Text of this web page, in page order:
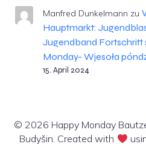
Manfred Dunkelmann zu
Hauptmarkt:
Jugendband Fortschritt
Monday- Wjesoła
15. April 2024
© 2026 Happy Monday
Budyšin. Created with